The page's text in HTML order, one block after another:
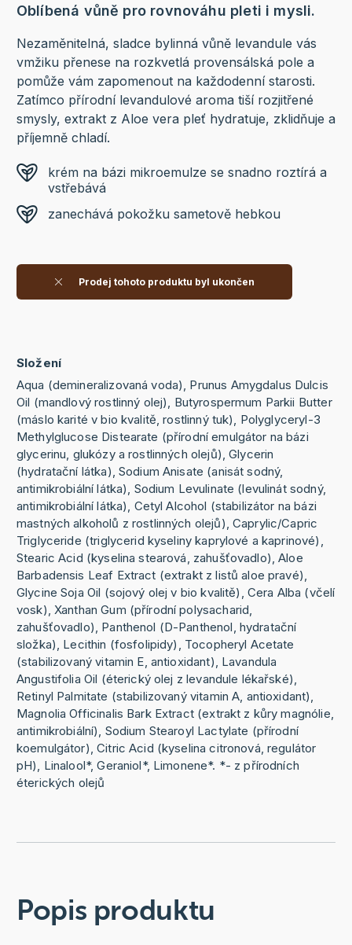
Oblíbená vůně pro rovnováhu pleti i mysli.
Nezaměnitelná, sladce bylinná vůně levandule vás
vmžiku přenese na rozkvetlá provensálská pole a
pomůže vám zapomenout na každodenní starosti.
Zatímco přírodní levandulové aroma tiší rozjitřené
smysly, extrakt z Aloe vera pleť hydratuje, zklidňuje a
příjemně chladí.
krém na bázi mikroemulze se snadno roztírá a
vstřebává
zanechává pokožku sametově hebkou
Prodej tohoto produktu byl ukončen
Složení
Aqua (demineralizovaná voda), Prunus Amygdalus Dulcis
Oil (mandlový rostlinný olej), Butyrospermum Parkii Butter
(máslo karité v bio kvalitě, rostlinný tuk), Polyglyceryl-3
Methylglucose Distearate (přírodní emulgátor na bázi
glycerinu, glukózy a rostlinných olejů), Glycerin
(hydratační látka), Sodium Anisate (anisát sodný,
antimikrobiální látka), Sodium Levulinate (levulinát sodný,
antimikrobiální látka), Cetyl Alcohol (stabilizátor na bázi
mastných alkoholů z rostlinných olejů), Caprylic/Capric
Triglyceride (triglycerid kyseliny kaprylové a kaprinové),
Stearic Acid (kyselina stearová, zahušťovadlo), Aloe
Barbadensis Leaf Extract (extrakt z listů aloe pravé),
Glycine Soja Oil (sojový olej v bio kvalitě), Cera Alba (včelí
vosk), Xanthan Gum (přírodní polysacharid,
zahušťovadlo), Panthenol (D-Panthenol, hydratační
složka), Lecithin (fosfolipidy), Tocopheryl Acetate
(stabilizovaný vitamin E, antioxidant), Lavandula
Angustifolia Oil (éterický olej z levandule lékařské),
Retinyl Palmitate (stabilizovaný vitamin A, antioxidant),
Magnolia Officinalis Bark Extract (extrakt z kůry magnólie,
antimikrobiální), Sodium Stearoyl Lactylate (přírodní
koemulgátor), Citric Acid (kyselina citronová, regulátor
pH), Linalool*, Geraniol*, Limonene*. *- z přírodních
éterických olejů
Popis produktu